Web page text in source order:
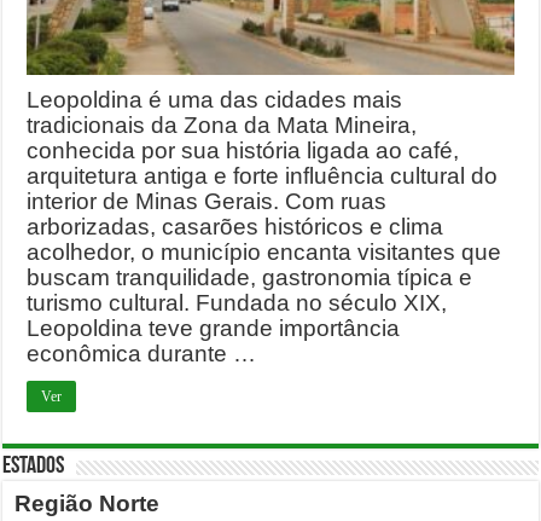
Leopoldina é uma das cidades mais
tradicionais da Zona da Mata Mineira,
conhecida por sua história ligada ao café,
arquitetura antiga e forte influência cultural do
interior de Minas Gerais. Com ruas
arborizadas, casarões históricos e clima
acolhedor, o município encanta visitantes que
buscam tranquilidade, gastronomia típica e
turismo cultural. Fundada no século XIX,
Leopoldina teve grande importância
econômica durante …
Ver
ESTADOS
Região Norte